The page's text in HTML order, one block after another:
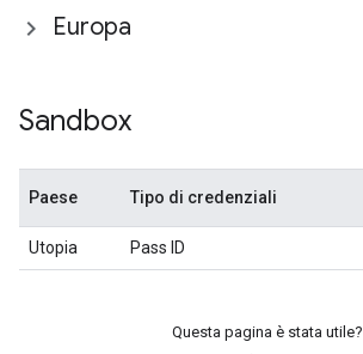
Europa
Sandbox
Paese Tipo di credenziali
Utopia Pass ID
Questa pagina è stata utile?